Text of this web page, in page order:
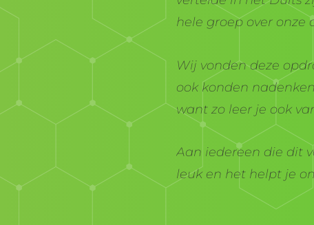
hele groep over
Wij vonden deze
ook konden
want zo leer je ook
Aan iedereen die dit
leuk en het helpt je